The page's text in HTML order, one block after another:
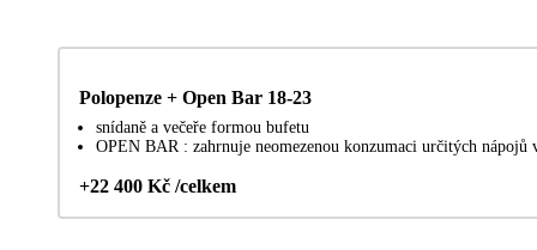
Polopenze + Open Bar 18-23
snídaně a večeře formou bufetu
OPEN BAR : zahrnuje neomezenou konzumaci určitých nápojů
+22 400 Kč /celkem